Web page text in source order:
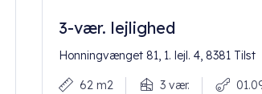
3-vær. lejlighed
Honningvænget 81, 1. lejl. 4, 8381 Tilst
62 m2 3 vær.